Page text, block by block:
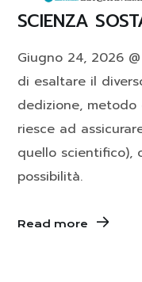
SCIENZA
Giugno 24, 2026
di esaltare il
dedizione,
riesce ad
quello scientifico),
possibilità.
Read more